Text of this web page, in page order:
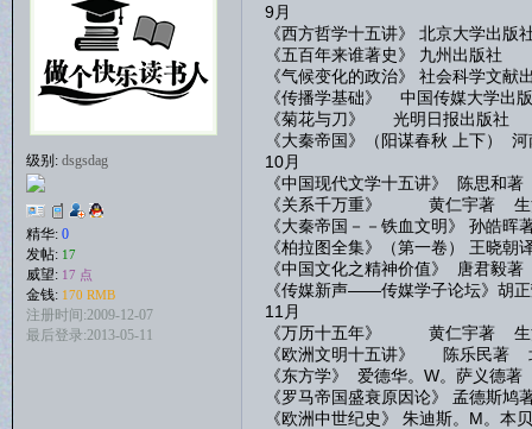
级别: dsgsdag
精华: 0
发帖: 17
威望: 17 点
金钱: 170 RMB
注册时间:2009-12-07
最后登录:2013-05-11
9月
《西方哲学十五讲》 北京大学出
《五百年来谁著史》 九州出版
《气候变化的政治》 社会科学文献
《传播学基础》 中国传媒大学出
《菊花与刀》 光明日报出版
《大秦帝国》（阳谋春秋 上下）
10月
《中国现代文学十五讲》 陈思和
《关系千万重》 黄仁宇著 生
《大秦帝国－－铁血文明》 孙皓
《柏拉图全集》（第一卷） 王晓
《中国文化之精神价值》 唐君毅
《传媒新声——传媒学子论坛》胡
11月
《万历十五年》 黄仁宇著 生
《欧洲文明十五讲》 陈乐民著
《东方学》 爱德华。W。萨义德
《罗马帝国盛衰原因论》 孟德斯
《欧洲中世纪史》 朱迪斯。M。